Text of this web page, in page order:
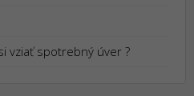
vziať spotrebný úver ?